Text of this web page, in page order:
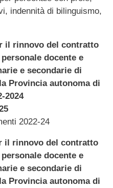
indennità di bilinguismo,
il rinnovo del contratto
docente e
e secondarie di
Provincia autonoma di
2024
2022-24
il rinnovo del contratto
docente e
e secondarie di
Provincia autonoma di